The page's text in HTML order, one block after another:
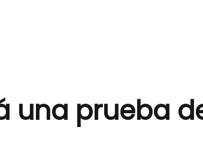
una prueba